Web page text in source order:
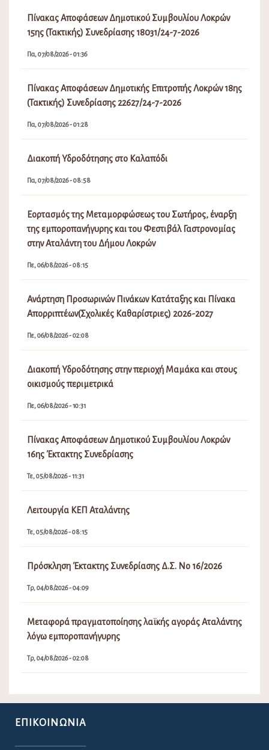
Πίνακας Αποφάσεων Δημοτικού Συμβουλίου Λοκρών
15ης (Τακτικής) Συνεδρίασης 18031/24-7-2026
Πα, 07/08/2026 - 01:36
Πίνακας Αποφάσεων Δημοτικής Επιτροπής Λοκρών 18ης
(Τακτικής) Συνεδρίασης 22627/24-7-2026
Πα, 07/08/2026 - 01:28
Διακοπή Υδροδότησης στο Καλαπόδι
Πα, 07/08/2026 - 08:58
Εορτασμός της Μεταμορφώσεως του Σωτήρος, έναρξη
της εμποροπανήγυρης και του Φεστιβάλ Γαστρονομίας
στην Αταλάντη του Δήμου Λοκρών
Πε, 06/08/2026 - 08:15
Ανάρτηση Προσωρινών Πινάκων Κατάταξης και Πίνακα
Απορριπτέων(Σχολικές Καθαρίστριες) 2026-2027
Πε, 06/08/2026 - 02:08
Διακοπή Υδροδότησης στην περιοχή Μαμάκα και στους
οικισμούς περιμετρικά
Πε, 06/08/2026 - 10:31
Πίνακας Αποφάσεων Δημοτικού Συμβουλίου Λοκρών
16ης Έκτακτης Συνεδρίασης
Τε, 05/08/2026 - 11:31
Λειτουργία ΚΕΠ Αταλάντης
Τε, 05/08/2026 - 08:15
Πρόσκληση Έκτακτης Συνεδρίασης Δ.Σ. Νο 16/2026
Τρ, 04/08/2026 - 04:09
Μεταφορά πραγματοποίησης λαϊκής αγοράς Αταλάντης
λόγω εμποροπανήγυρης
Τρ, 04/08/2026 - 02:08
ΕΠΙΚΟΙΝΩΝΊΑ